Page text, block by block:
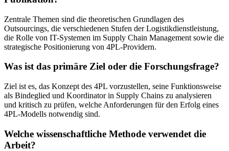
Zentrale Themen sind die theoretischen Grundlagen des
Outsourcings, die verschiedenen Stufen der Logistikdienstleistung,
die Rolle von IT-Systemen im Supply Chain Management sowie die
strategische Positionierung von 4PL-Providern.
Was ist das primäre Ziel oder die Forschungsfrage?
Ziel ist es, das Konzept des 4PL vorzustellen, seine Funktionsweise
als Bindeglied und Koordinator in Supply Chains zu analysieren
und kritisch zu prüfen, welche Anforderungen für den Erfolg eines
4PL-Modells notwendig sind.
Welche wissenschaftliche Methode verwendet die
Arbeit?